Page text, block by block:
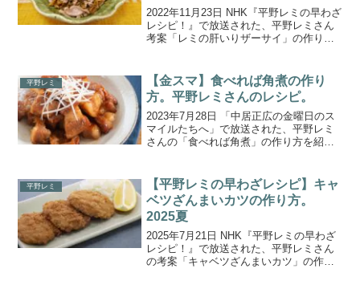
2022年11月23日 NHK『平野レミの早わざ
レシピ！』で放送された、平野レミさん
考案「レミの肝いりザーサイ」の作り方
生放送で次々と作りまくる「平野レミの
早わざレシピ...
平野レミ
【金スマ】食べれば角煮の作り
方。平野レミさんのレシピ。
2023年7月28日 「中居正広の金曜日のス
マイルたちへ」で放送された、平野レミ
さんの「食べれば角煮」の作り方を紹介
登場！金スマおなじみ！野々村友紀子さ
ん・藤本美貴...
平野レミ
【平野レミの早わざレシピ】キャ
ベツざんまいカツの作り方。
2025夏
2025年7月21日 NHK『平野レミの早わざ
レシピ！』で放送された、平野レミさん
の考案「キャベツざんまいカツ」の作り